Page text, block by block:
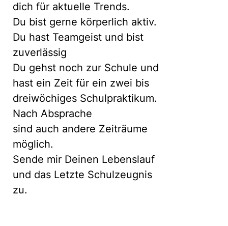
dich für aktuelle Trends.
Du bist gerne körperlich aktiv.
Du hast Teamgeist und bist
zuverlässig
Du gehst noch zur Schule und
hast ein Zeit für ein zwei bis
dreiwöchiges Schulpraktikum.
Nach Absprache
sind auch andere Zeiträume
möglich.
Sende mir Deinen Lebenslauf
und das Letzte Schulzeugnis
zu.